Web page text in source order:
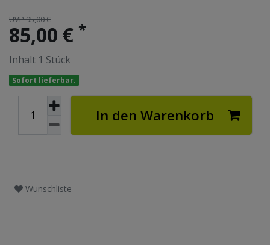
UVP 95,00 €
85,00 € *
Inhalt 1 Stück
Sofort lieferbar.
In den Warenkorb
Wunschliste